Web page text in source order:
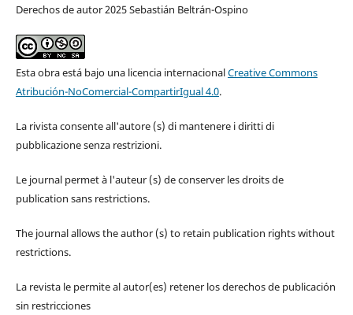
Derechos de autor 2025 Sebastián Beltrán-Ospino
Esta obra está bajo una licencia internacionalCreative Commons
Atribución-NoComercial-CompartirIgual 4.0.
La rivista consente all'autore (s) di mantenere i diritti di
pubblicazione senza restrizioni.
Le journal permet à l'auteur (s) de conserver les droits de
publication sans restrictions.
The journal allows the author (s) to retain publication rights without
restrictions.
La revista le permite al autor(es) retener los derechos de publicación
sin restricciones